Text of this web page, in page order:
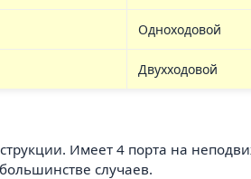
Одноходовой
Двухходовой
Имеет 4 порта на
случаев.